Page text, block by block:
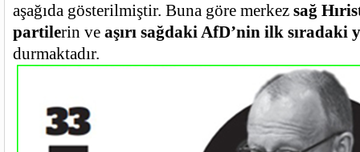
aşağıda gösterilmiştir. Buna göre merkez sağ
partilerin ve aşırı sağdaki AfD’nin ilk sıradaki
durmaktadır.